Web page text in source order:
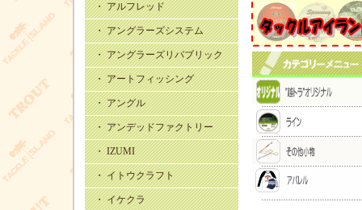
・ アルフレッド
・ アングラーズシステム
・ アングラーズリパブリック
・ アートフィッシング
・ アングル
・ アンデッドファクトリー
・ IZUMI
・ イトウクラフト
・ イケクラ